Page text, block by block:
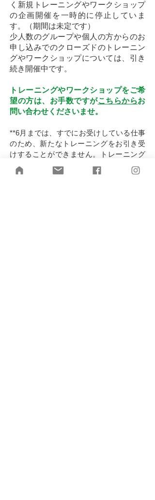
く新規トレーニングやワークショップ
の企画開催を一時的に停止していま
す。（期間は未定です）
少人数のグループや個人の方からのお
申し込みでのクローズドのトレーニン
グやワークショップについては、引き
続き開催中です。
トレーニングやワークショップをご希
望の方は、お手数ですがこちらからお
問い合わせくださいませ。
**6月までは、すでにお受けしている仕事
のため、新たなトレーニングをお引き受
けすることができません。トレーニング
やワークショップ開催をご希望の個人ま
たは団体の方は、8月以降の日程でご検討